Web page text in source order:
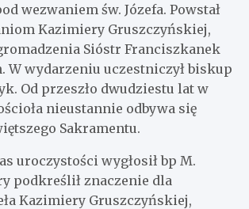
wezwaniem św. Józefa. Powstał
Kazimiery Gruszczyńskiej,
Sióstr Franciszkanek
W wydarzeniu uczestniczył biskup
Od przeszło dwudziestu lat w
nieustannie odbywa się
Sakramentu.
uroczystości wygłosił bp M.
podkreślił znaczenie dla
Kazimiery Gruszczyńskiej,